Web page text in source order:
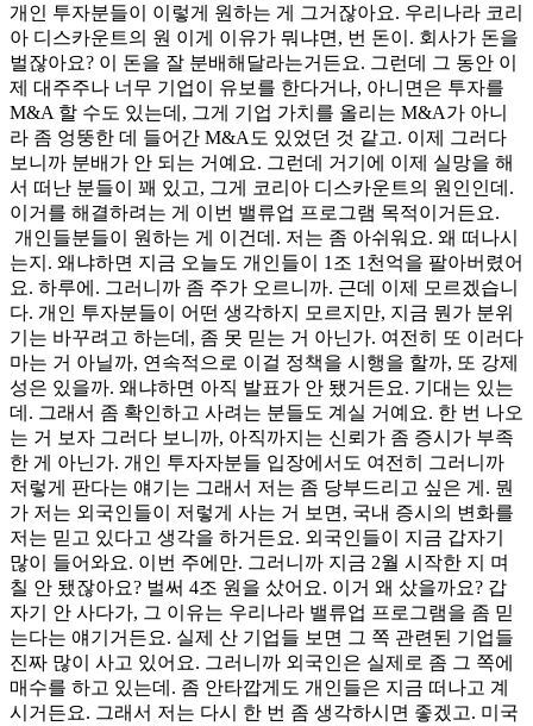
개인 투자분들이 이렇게 원하는 게 그거잖아요. 우리나라 코리
아 디스카운트의 원 이게 이유가 뭐냐면, 번 돈이. 회사가 돈을
벌잖아요? 이 돈을 잘 분배해달라는거든요. 그런데 그 동안 이
제 대주주나 너무 기업이 유보를 한다거나, 아니면은 투자를
M&A 할 수도 있는데, 그게 기업 가치를 올리는 M&A가 아니
라 좀 엉뚱한 데 들어간 M&A도 있었던 것 같고. 이제 그러다
보니까 분배가 안 되는 거예요. 그런데 거기에 이제 실망을 해
서 떠난 분들이 꽤 있고, 그게 코리아 디스카운트의 원인인데.
이거를 해결하려는 게 이번 밸류업 프로그램 목적이거든요.
개인들분들이 원하는 게 이건데. 저는 좀 아쉬워요. 왜 떠나시
는지. 왜냐하면 지금 오늘도 개인들이 1조 1천억을 팔아버렸어
요. 하루에. 그러니까 좀 주가 오르니까. 근데 이제 모르겠습니
다. 개인 투자분들이 어떤 생각하지 모르지만, 지금 뭔가 분위
기는 바꾸려고 하는데, 좀 못 믿는 거 아닌가. 여전히 또 이러다
마는 거 아닐까, 연속적으로 이걸 정책을 시행을 할까, 또 강제
성은 있을까. 왜냐하면 아직 발표가 안 됐거든요. 기대는 있는
데. 그래서 좀 확인하고 사려는 분들도 계실 거예요. 한 번 나오
는 거 보자 그러다 보니까, 아직까지는 신뢰가 좀 증시가 부족
한 게 아닌가. 개인 투자자분들 입장에서도 여전히 그러니까
저렇게 판다는 얘기는 그래서 저는 좀 당부드리고 싶은 게. 뭔
가 저는 외국인들이 저렇게 사는 거 보면, 국내 증시의 변화를
저는 믿고 있다고 생각을 하거든요. 외국인들이 지금 갑자기
많이 들어와요. 이번 주에만. 그러니까 지금 2월 시작한 지 며
칠 안 됐잖아요? 벌써 4조 원을 샀어요. 이거 왜 샀을까요? 갑
자기 안 사다가, 그 이유는 우리나라 밸류업 프로그램을 좀 믿
는다는 얘기거든요. 실제 산 기업들 보면 그 쪽 관련된 기업들
진짜 많이 사고 있어요. 그러니까 외국인은 실제로 좀 그 쪽에
매수를 하고 있는데. 좀 안타깝게도 개인들은 지금 떠나고 계
시거든요. 그래서 저는 다시 한 번 좀 생각하시면 좋겠고. 미국